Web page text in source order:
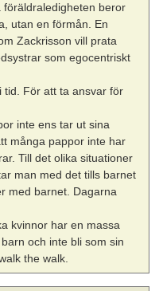
beror
utan en förmån. En
Zackrisson vill prata
som egocentriskt
tid. För att ta ansvar för
inte ens tar ut sina
många pappor inte har
Till det olika situationer
man med det tills barnet
med barnet. Dagarna
kvinnor har en massa
och inte bli som sin
the walk.